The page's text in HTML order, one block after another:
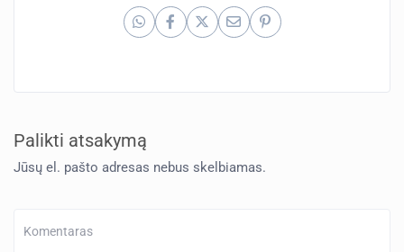
Palikti atsakymą
Jūsų el. pašto adresas nebus skelbiamas.